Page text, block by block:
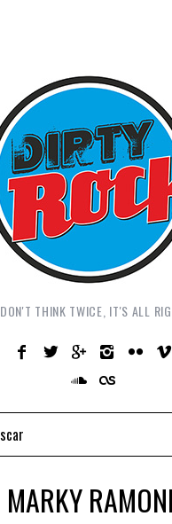
DON'T THINK TWICE, IT'S ALL
MARKY